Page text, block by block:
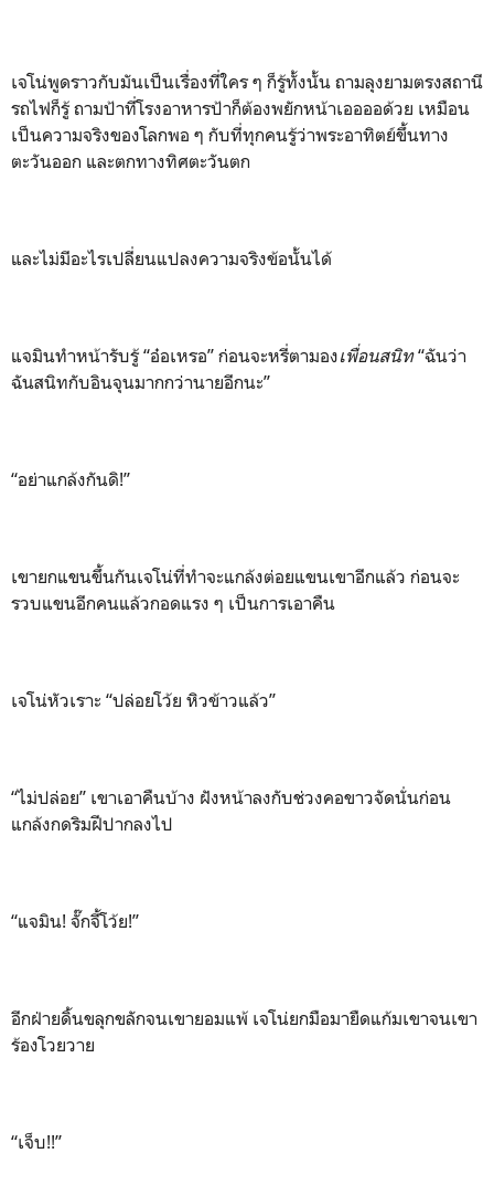
เจโน่พูดราวกับมันเป็นเรื่องที่ใคร ๆ ก็รู้ทั้งนั้น ถามลุงยามตรงสถานี
รถไฟก็รู้ ถามป้าที่โรงอาหารป้าก็ต้องพยักหน้าเออออด้วย เหมือน
เป็นความจริงของโลกพอ ๆ กับที่ทุกคนรู้ว่าพระอาทิตย์ขึ้นทาง
ตะวันออก และตกทางทิศตะวันตก
และไม่มีอะไรเปลี่ยนแปลงความจริงข้อนั้นได้
แจมินทำหน้ารับรู้ “อ๋อเหรอ” ก่อนจะหรี่ตามองเพื่อนสนิท“ฉันว่า
ฉันสนิทกับอินจุนมากกว่านายอีกนะ”
“อย่าแกล้งกันดิ!”
เขายกแขนขึ้นกันเจโน่ที่ทำจะแกล้งต่อยแขนเขาอีกแล้ว ก่อนจะ
รวบแขนอีกคนแล้วกอดแรง ๆ เป็นการเอาคืน
เจโน่หัวเราะ “ปล่อยโว้ย หิวข้าวแล้ว”
“ไม่ปล่อย” เขาเอาคืนบ้าง ฝังหน้าลงกับช่วงคอขาวจัดนั่นก่อน
แกล้งกดริมฝีปากลงไป
“แจมิน! จั๊กจี้โว้ย!”
อีกฝ่ายดิ้นขลุกขลักจนเขายอมแพ้ เจโน่ยกมือมายืดแก้มเขาจนเขา
ร้องโวยวาย
“เจ็บ!!”